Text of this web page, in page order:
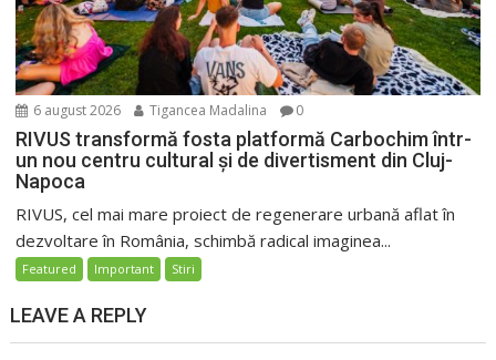
6 august 2026 Tigancea Madalina 0
RIVUS transformă fosta platformă Carbochim într-
un nou centru cultural și de divertisment din Cluj-
Napoca
RIVUS, cel mai mare proiect de regenerare urbană aflat în
dezvoltare în România, schimbă radical imaginea...
Featured Important Stiri
LEAVE A REPLY